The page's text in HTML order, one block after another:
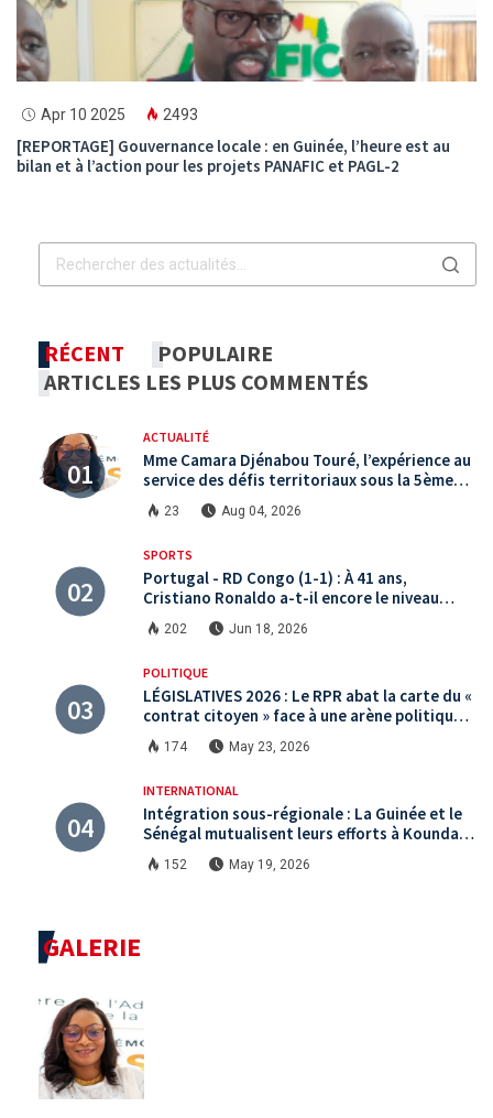
Apr 10 2025 2493
[REPORTAGE] Gouvernance locale : en Guinée, l’heure est au
bilan et à l’action pour les projets PANAFIC et PAGL-2
RÉCENT
POPULAIRE
ARTICLES LES PLUS COMMENTÉS
ACTUALITÉ
Mme Camara Djénabou Touré, l’expérience au
service des défis territoriaux sous la 5ème
République
23 Aug 04, 2026
SPORTS
Portugal - RD Congo (1-1) : À 41 ans,
Cristiano Ronaldo a-t-il encore le niveau
international ?
202 Jun 18, 2026
POLITIQUE
LÉGISLATIVES 2026 : Le RPR abat la carte du «
contrat citoyen » face à une arène politique
saturée.
174 May 23, 2026
INTERNATIONAL
Intégration sous-régionale : La Guinée et le
Sénégal mutualisent leurs efforts à Koundara
via le programme RéZo
152 May 19, 2026
GALERIE